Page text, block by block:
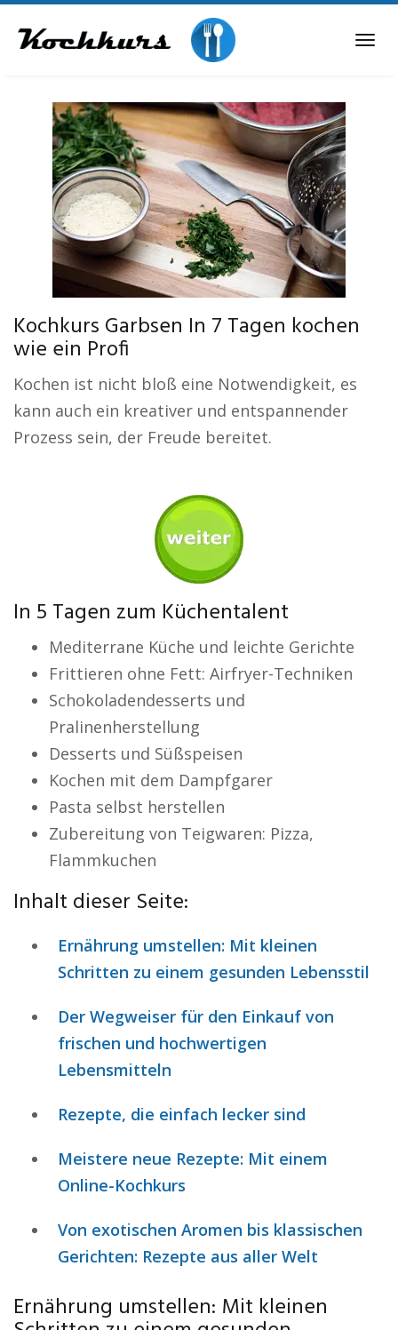
Kochkurs Garbsen In 7 Tagen kochen
wie ein Profi
Kochen ist nicht bloß eine Notwendigkeit, es
kann auch ein kreativer und entspannender
Prozess sein, der Freude bereitet.
In 5 Tagen zum Küchentalent
Mediterrane Küche und leichte Gerichte
Frittieren ohne Fett: Airfryer-Techniken
Schokoladendesserts und
Pralinenherstellung
Desserts und Süßspeisen
Kochen mit dem Dampfgarer
Pasta selbst herstellen
Zubereitung von Teigwaren: Pizza,
Flammkuchen
Inhalt dieser Seite:
Ernährung umstellen: Mit kleinen
Schritten zu einem gesunden Lebensstil
Der Wegweiser für den Einkauf von
frischen und hochwertigen
Lebensmitteln
Rezepte, die einfach lecker sind
Meistere neue Rezepte: Mit einem
Online-Kochkurs
Von exotischen Aromen bis klassischen
Gerichten: Rezepte aus aller Welt
Ernährung umstellen: Mit kleinen